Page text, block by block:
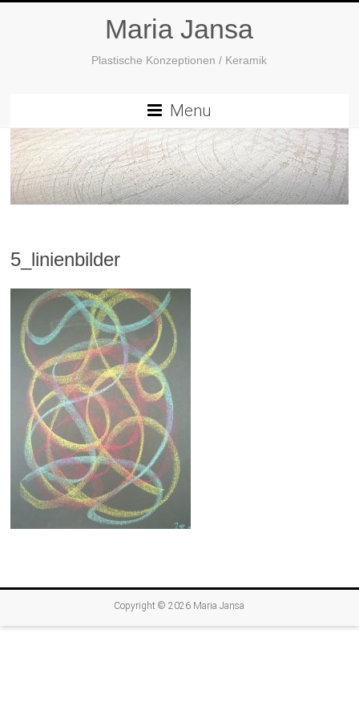
Maria Jansa
Plastische Konzeptionen / Keramik
Menu
5_linienbilder
Copyright © 2026 Maria Jansa